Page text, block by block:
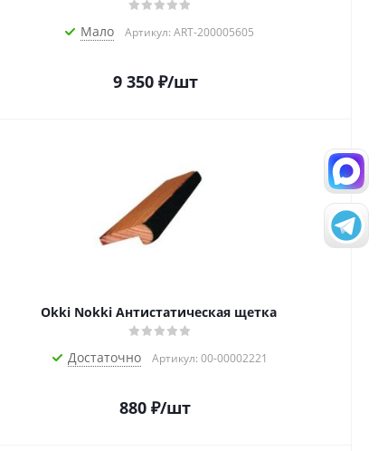
Мало Артикул: ART-200005605
9 350₽/шт
Okki Nokki Антистатическая щетка
Достаточно Артикул: 00-00002221
880 ₽/шт